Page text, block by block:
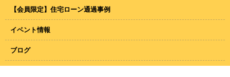
【会員限定】住宅ローン通過事例
イベント情報
ブログ